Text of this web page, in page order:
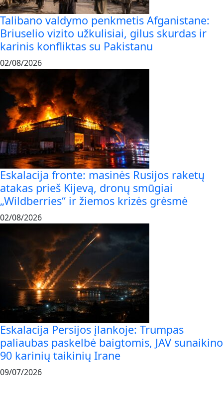
Talibano valdymo penkmetis Afganistane:
Briuselio vizito užkulisiai, gilus skurdas ir
karinis konfliktas su Pakistanu
02/08/2026
Eskalacija fronte: masinės Rusijos raketų
atakas prieš Kijevą, dronų smūgiai
„Wildberries“ ir žiemos krizės grėsmė
02/08/2026
Eskalacija Persijos įlankoje: Trumpas
paliaubas paskelbė baigtomis, JAV sunaikino
90 karinių taikinių Irane
09/07/2026